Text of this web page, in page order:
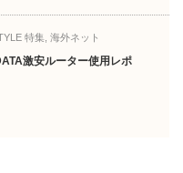
特集, 海外ネット
激安ルーター使用レポ